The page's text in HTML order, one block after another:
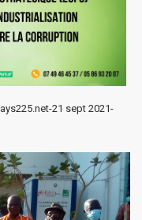
21 sept 2021-